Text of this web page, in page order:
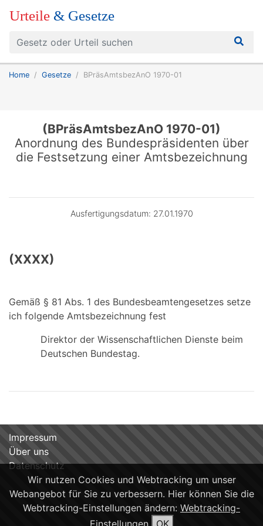
Urteile & Gesetze
Home Gesetze BPräsAmtsbezAnO 1970-01
(BPräsAmtsbezAnO 1970-01)
Anordnung des Bundespräsidenten über
die Festsetzung einer Amtsbezeichnung
Ausfertigungsdatum: 27.01.1970
(XXXX)
Gemäß § 81 Abs. 1 des Bundesbeamtengesetzes setze
ich folgende Amtsbezeichnung fest
Direktor der Wissenschaftlichen Dienste beim
Deutschen Bundestag.
Wir nutzen Cookies und Webtracking um unser
Webangebot für Sie zu verbessern. Hier können Sie die
Webtracking-Einstellungen ändern: Webtracking-
Einstellungen
OK
Impressum
Über uns
Datenschutz